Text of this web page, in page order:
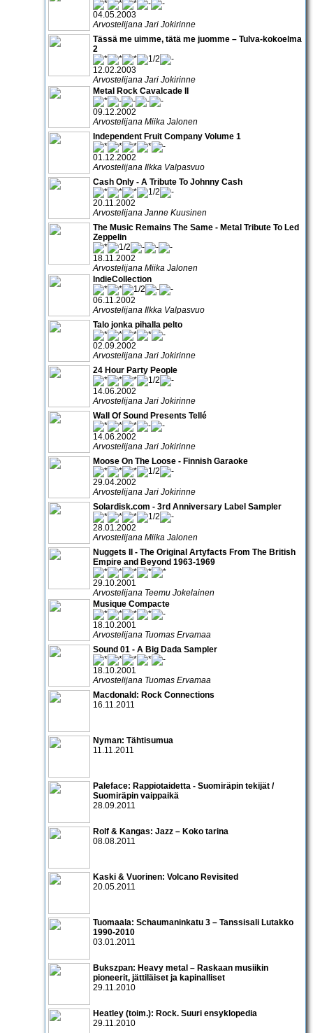
04.05.2003
Arvostelijana Jari Jokirinne
Tässä me uimme, tätä me juomme – Tulva-kokoelma
2
12.02.2003
Arvostelijana Jari Jokirinne
Metal Rock Cavalcade II
09.12.2002
Arvostelijana Miika Jalonen
Independent Fruit Company Volume 1
01.12.2002
Arvostelijana Ilkka Valpasvuo
Cash Only - A Tribute To Johnny Cash
20.11.2002
Arvostelijana Janne Kuusinen
The Music Remains The Same - Metal Tribute To Led
Zeppelin
18.11.2002
Arvostelijana Miika Jalonen
IndieCollection
06.11.2002
Arvostelijana Ilkka Valpasvuo
Talo jonka pihalla pelto
02.09.2002
Arvostelijana Jari Jokirinne
24 Hour Party People
14.06.2002
Arvostelijana Jari Jokirinne
Wall Of Sound Presents Tellé
14.06.2002
Arvostelijana Jari Jokirinne
Moose On The Loose - Finnish Garaoke
29.04.2002
Arvostelijana Jari Jokirinne
Solardisk.com - 3rd Anniversary Label Sampler
28.01.2002
Arvostelijana Miika Jalonen
Nuggets II - The Original Artyfacts From The British
Empire and Beyond 1963-1969
29.10.2001
Arvostelijana Teemu Jokelainen
Musique Compacte
18.10.2001
Arvostelijana Tuomas Ervamaa
Sound 01 - A Big Dada Sampler
18.10.2001
Arvostelijana Tuomas Ervamaa
Macdonald: Rock Connections
16.11.2011
Nyman: Tähtisumua
11.11.2011
Paleface: Rappiotaidetta - Suomiräpin tekijät /
Suomiräpin vaippaikä
28.09.2011
Rolf & Kangas: Jazz – Koko tarina
08.08.2011
Kaski & Vuorinen: Volcano Revisited
20.05.2011
Tuomaala: Schaumaninkatu 3 – Tanssisali Lutakko
1990­-2010
03.01.2011
Bukszpan: Heavy metal – Raskaan musiikin
pioneerit, jättiläiset ja kapinalliset
29.11.2010
Heatley (toim.): Rock. Suuri ensyklopedia
29.11.2010